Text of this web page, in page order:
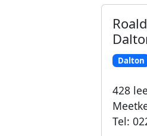
Dalton
428
Tel: